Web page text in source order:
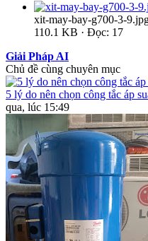
xit-may-bay-g700-3-
110.1 KB · Đọc: 17
Giải Pháp AI
Chủ đề cùng chuyên mục
5 lý do nên chọn công tắc áp
qua, lúc 15:49